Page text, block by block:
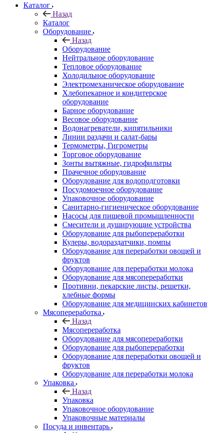
Каталог
Назад
Каталог
Оборудование
Назад
Оборудование
Нейтральное оборудование
Тепловое оборудование
Холодильное оборудование
Электромеханическое оборудование
Хлебопекарное и кондитерское
оборудование
Барное оборудование
Весовое оборудование
Водонагреватели, кипятильники
Линии раздачи и салат-бары
Термометры, Гигрометры
Торговое оборудование
Зонты вытяжные, гидрофильтры
Прачечное оборудование
Оборудование для водоподготовки
Посудомоечное оборудование
Упаковочное оборудование
Санитарно-гигиеническое оборудование
Насосы для пищевой промышленности
Смесители и душирующие устройства
Оборудование для рыбопереработки
Кулеры, водораздатчики, помпы
Оборудование для переработки овощей и
фруктов
Оборудование для переработки молока
Оборудование для мясопереработки
Противни, пекарские листы, решетки,
хлебные формы
Оборудование для медицинских кабинетов
Мясопереработка
Назад
Мясопереработка
Оборудование для мясопереработки
Оборудование для рыбопереработки
Оборудование для переработки овощей и
фруктов
Оборудование для переработки молока
Упаковка
Назад
Упаковка
Упаковочное оборудование
Упаковочные материалы
Посуда и инвентарь